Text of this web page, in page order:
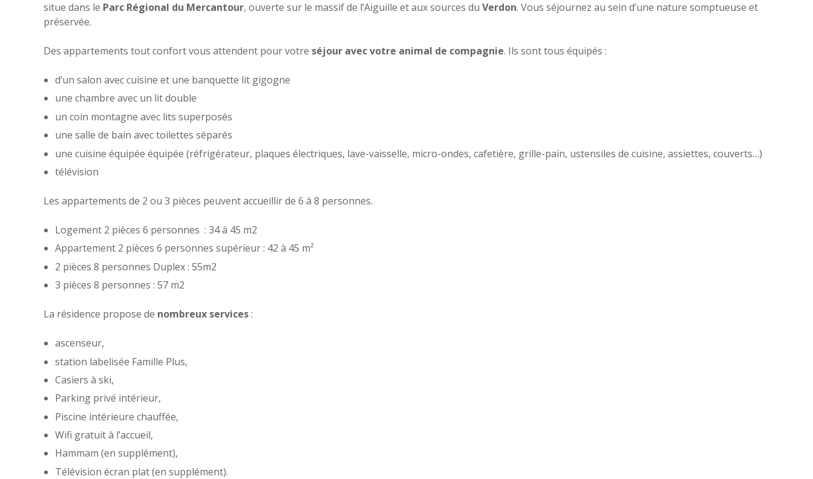
situe dans le Parc Régional du Mercantour, ouverte sur le massif de l’Aiguille et aux sources du Verdon. Vous séjournez au sein d’une nature somptueuse et
préservée.
Des appartements tout confort vous attendent pour votre séjour avec votre animal de compagnie. Ils sont tous équipés :
d’un salon avec cuisine et une banquette lit gigogne
une chambre avec un lit double
un coin montagne avec lits superposés
une salle de bain avec toilettes séparés
une cuisine équipée équipée (réfrigérateur, plaques électriques, lave-vaisselle, micro-ondes, cafetière, grille-pain, ustensiles de cuisine, assiettes, couverts…)
télévision
Les appartements de 2 ou 3 pièces peuvent accueillir de 6 à 8 personnes.
Logement 2 pièces 6 personnes : 34 à 45 m2
Appartement 2 pièces 6 personnes supérieur : 42 à 45 m²
2 pièces 8 personnes Duplex : 55m2
3 pièces 8 personnes : 57 m2
La résidence propose de nombreux services:
ascenseur,
station labelisée Famille Plus,
Casiers à ski,
Parking privé intérieur,
Piscine intérieure chauffée,
Wifi gratuit à l’accueil,
Hammam (en supplément),
Télévision écran plat (en supplément).